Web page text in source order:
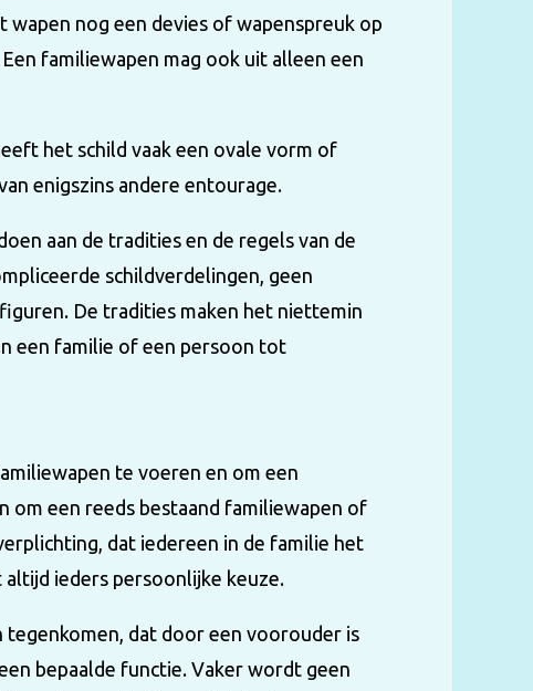
wapen nog een devies of wapenspreuk op
familiewapen mag ook uit alleen een
het schild vaak een ovale vorm of
enigszins andere entourage.
aan de tradities en de regels van de
schildverdelingen, geen
De tradities maken het niettemin
een familie of een persoon tot
te voeren en om een
om een reeds bestaand familiewapen of
dat iedereen in de familie het
ieders persoonlijke keuze.
tegenkomen, dat door een voorouder is
bepaalde functie. Vaker wordt geen